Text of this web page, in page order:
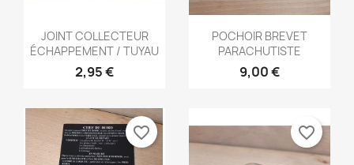
Aperçu rapide
JOINT COLLECTEUR
ÉCHAPPEMENT / TUYAU
2,95 €
Aperçu rapide
POCHOIR BREVET
PARACHUTISTE
9,00 €
favorite_border favorite_border